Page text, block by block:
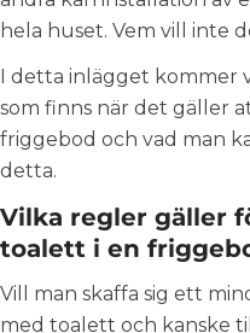
hela huset. Vem vill inte
I detta inlägget kommer
som finns när det gäller
friggebod och vad man
detta.
Vilka regler gäller
toalett i en
Vill man skaffa sig ett
med toalett och kanske